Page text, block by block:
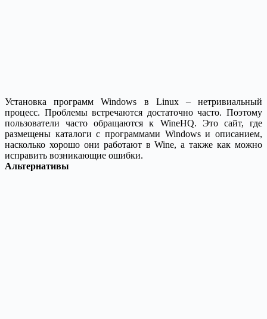
Установка программ Windows в Linux – нетривиальный
процесс. Проблемы встречаются достаточно часто. Поэтому
пользователи часто обращаются к WineHQ. Это сайт, где
размещены каталоги с программами Windows и описанием,
насколько хорошо они работают в Wine, а также как можно
исправить возникающие ошибки.
Альтернативы